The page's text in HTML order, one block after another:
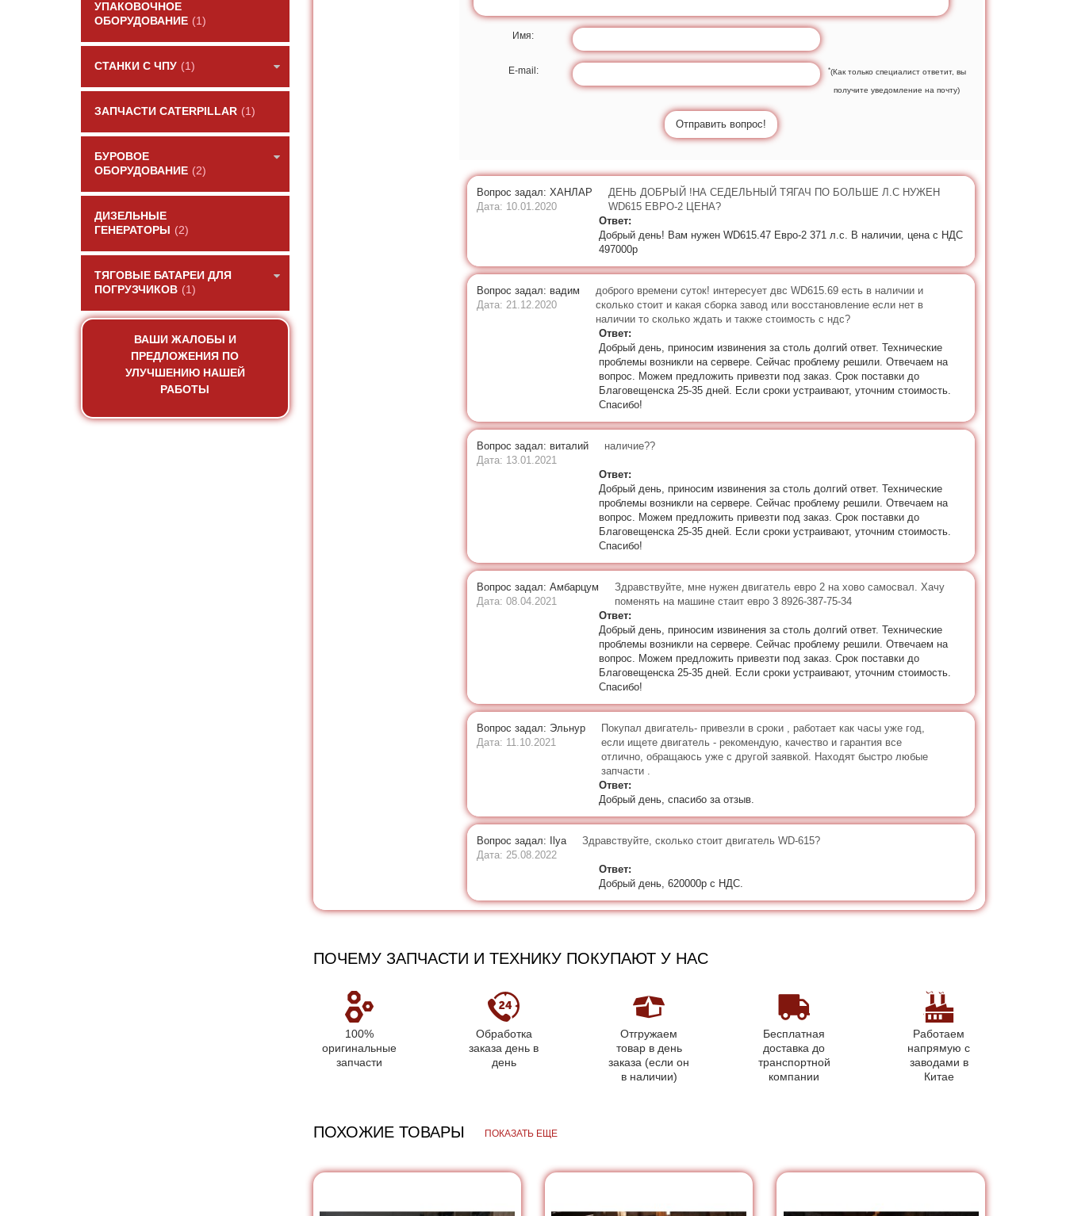
УПАКОВОЧНОЕ
ОБОРУДОВАНИЕ (1)
СТАНКИ С ЧПУ (1)
ЗАПЧАСТИ CATERPILLAR (1)
БУРОВОЕ
ОБОРУДОВАНИЕ (2)
ДИЗЕЛЬНЫЕ
ГЕНЕРАТОРЫ
(2)
ТЯГОВЫЕ БАТАРЕИ ДЛЯ
ПОГРУЗЧИКОВ (1)
ВАШИ ЖАЛОБЫ И
ПРЕДЛОЖЕНИЯ ПО
УЛУЧШЕНИЮ НАШЕЙ
РАБОТЫ
Имя:
E-mail: *(Как только специалист ответит, вы
получите уведомление на почту)
Отправить вопрос!
Вопрос задал: ХАНЛАР
Дата: 10.01.2020
ДЕНЬ ДОБРЫЙ !НА СЕДЕЛЬНЫЙ ТЯГАЧ ПО БОЛЬШЕ Л.С НУЖЕН
WD615 ЕВРО-2 ЦЕНА?
Ответ:
Добрый день! Вам нужен WD615.47 Евро-2 371 л.с. В наличии, цена с НДС
497000р
Вопрос задал: вадим
Дата: 21.12.2020
доброго времени суток! интересует двс WD615.69 есть в наличии и
сколько стоит и какая сборка завод или восстановление если нет в
наличии то сколько ждать и также стоимость с ндс?
Ответ:
Добрый день, приносим извинения за столь долгий ответ. Технические
проблемы возникли на сервере. Сейчас проблему решили. Отвечаем на
вопрос. Можем предложить привезти под заказ. Срок поставки до
Благовещенска 25-35 дней. Если сроки устраивают, уточним стоимость.
Спасибо!
Вопрос задал: виталий
Дата: 13.01.2021
наличие??
Ответ:
Добрый день, приносим извинения за столь долгий ответ. Технические
проблемы возникли на сервере. Сейчас проблему решили. Отвечаем на
вопрос. Можем предложить привезти под заказ. Срок поставки до
Благовещенска 25-35 дней. Если сроки устраивают, уточним стоимость.
Спасибо!
Вопрос задал: Амбарцум
Дата: 08.04.2021
Здравствуйте, мне нужен двигатель евро 2 на хово самосвал. Хачу
поменять на машине стаит евро 3 8926-387-75-34
Ответ:
Добрый день, приносим извинения за столь долгий ответ. Технические
проблемы возникли на сервере. Сейчас проблему решили. Отвечаем на
вопрос. Можем предложить привезти под заказ. Срок поставки до
Благовещенска 25-35 дней. Если сроки устраивают, уточним стоимость.
Спасибо!
Вопрос задал: Эльнур
Дата: 11.10.2021
Покупал двигатель- привезли в сроки , работает как часы уже год,
если ищете двигатель - рекомендую, качество и гарантия все
отлично, обращаюсь уже с другой заявкой. Находят быстро любые
запчасти .
Ответ:
Добрый день, спасибо за отзыв.
Вопрос задал: Ilya
Дата: 25.08.2022
Здравствуйте, сколько стоит двигатель WD-615?
Ответ:
Добрый день, 620000р с НДС.
ПОЧЕМУ ЗАПЧАСТИ И ТЕХНИКУ ПОКУПАЮТ У НАС
100%
оригинальные
запчасти
Обработка
заказа день в
день
Отгружаем
товар в день
заказа (если он
в наличии)
Бесплатная
доставка до
транспортной
компании
Работаем
напрямую с
заводами в
Китае
ПОХОЖИЕ ТОВАРЫ ПОКАЗАТЬ ЕЩЕ